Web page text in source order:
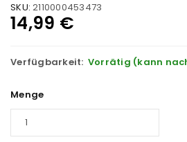
SKU: 2110000453473
14,99 €
Verfügbarkeit: Vorrätig (kann
Menge